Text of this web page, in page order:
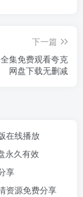
下一篇
全集免费观看夸克
网盘下载无删减
在线播放
永久有效
享
资源免费分享